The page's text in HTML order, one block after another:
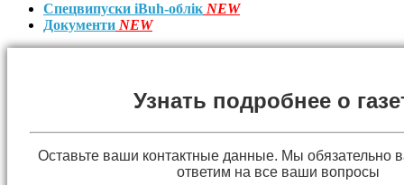
Спецвипуски iBuh-облік NEW
Документи NEW
Узнать подробнее о
Оставьте ваши контактные данные. Мы обязательно
ответим на все ваши вопросы